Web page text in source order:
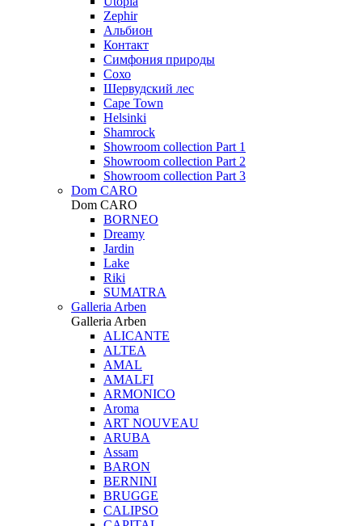
Zephir
Альбион
Контакт
Симфония природы
Сохо
Шервудский лес
Cape Town
Helsinki
Shamrock
Showroom collection Part 1
Showroom collection Part 2
Showroom collection Part 3
Dom CARO
Dom CARO
BORNEO
Dreamy
Jardin
Lake
Riki
SUMATRA
Galleria Arben
Galleria Arben
ALICANTE
ALTEA
AMAL
AMALFI
ARMONICO
Aroma
ART NOUVEAU
ARUBA
Assam
BARON
BERNINI
BRUGGE
CALIPSO